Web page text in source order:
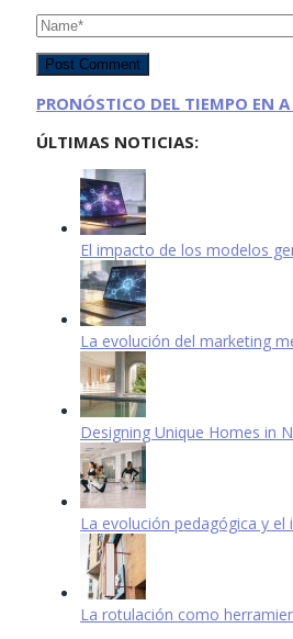
PRONÓSTICO DEL TIEMPO EN
ÚLTIMAS NOTICIAS:
El impacto de los modelos
La evolución del marketing
Designing Unique Homes in
La evolución pedagógica y
La rotulación como